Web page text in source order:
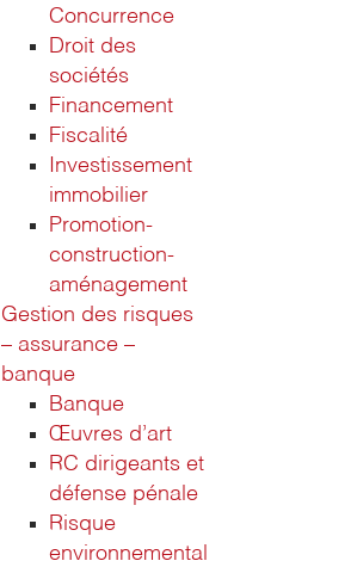
Concurrence
Droit des
sociétés
Financement
Fiscalité
Investissement
immobilier
Promotion-
construction-
aménagement
Gestion des risques
– assurance –
banque
Banque
Œuvres d’art
RC dirigeants et
défense pénale
Risque
environnemental